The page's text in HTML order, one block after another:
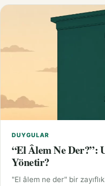
DUYGULAR
“El Âlem Ne Der?”:
Yönetir?
"El âlem ne der" bir